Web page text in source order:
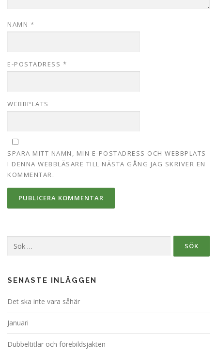
NAMN *
E-POSTADRESS *
WEBBPLATS
SPARA MITT NAMN, MIN E-POSTADRESS OCH WEBBPLATS
I DENNA WEBBLÄSARE TILL NÄSTA GÅNG JAG SKRIVER EN
KOMMENTAR.
efter:
SENASTE INLÄGGEN
Det ska inte vara såhär
Januari
Dubbeltitlar och förebildsjakten